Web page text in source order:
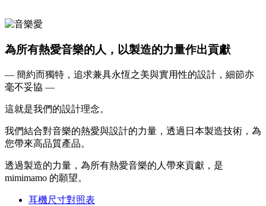
為所有熱愛音樂的人，以製造的力量作出貢獻
— 簡約而獨特，追求兼具永恆之美與實用性的設計，細節亦
毫不妥協 —
這就是我們的設計理念。
我們結合對音樂的熱愛與設計的力量，透過日本製造技術，為
您帶來高品質產品。
透過製造的力量，為所有熱愛音樂的人帶來貢獻，是
mimimamo 的願望。
耳機尺寸對照表